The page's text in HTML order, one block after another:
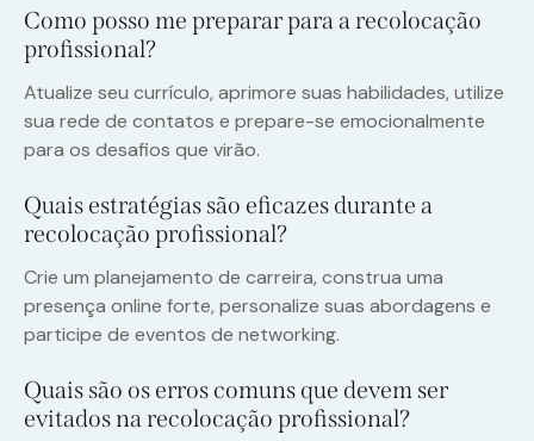
Como posso me preparar para a recolocação
profissional?
Atualize seu currículo, aprimore suas habilidades, utilize
sua rede de contatos e prepare-se emocionalmente
para os desafios que virão.
Quais estratégias são eficazes durante a
recolocação profissional?
Crie um planejamento de carreira, construa uma
presença online forte, personalize suas abordagens e
participe de eventos de networking.
Quais são os erros comuns que devem ser
evitados na recolocação profissional?